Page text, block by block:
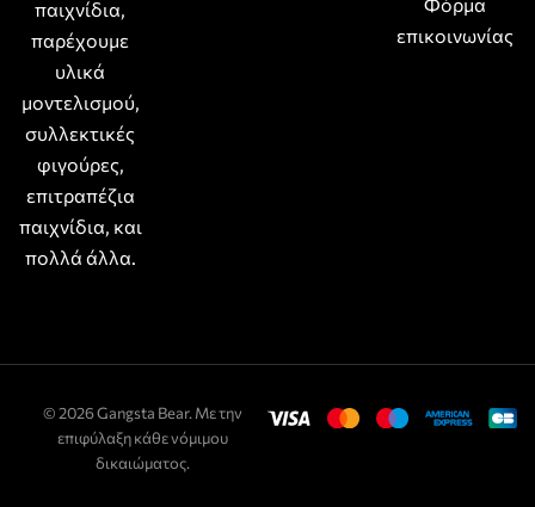
παιχνίδια,
παρέχουμε
υλικά
μοντελισμού,
συλλεκτικές
φιγούρες,
επιτραπέζια
παιχνίδια, και
πολλά άλλα.
επικοινωνίας
© 2026 Gangsta Bear. Με την
επιφύλαξη κάθε νόμιμου
δικαιώματος.